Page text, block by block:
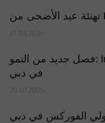
27.05.2026
​فصل جديد من النمو: InstaForex تفتتح مقرها العالمي
في دبي
20.01.2025